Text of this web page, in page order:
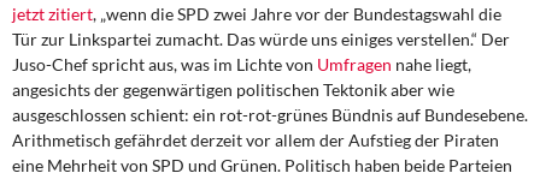
Steuer- und Finanzpolitik
Öffentliche Infrastruktur und Daseinsvorsorge
Eurokrise und Griechenland
jetzt zitiert, „wenn die SPD zwei Jahre vor der Bundestagswahl die
Tür zur Linkspartei zumacht. Das würde uns einiges verstellen.“ Der
Juso-Chef spricht aus, was im Lichte von Umfragen nahe liegt,
angesichts der gegenwärtigen politischen Tektonik aber wie
ausgeschlossen schient: ein rot-rot-grünes Bündnis auf Bundesebene.
Arithmetisch gefährdet derzeit vor allem der Aufstieg der Piraten
eine Mehrheit von SPD und Grünen. Politisch haben beide Parteien